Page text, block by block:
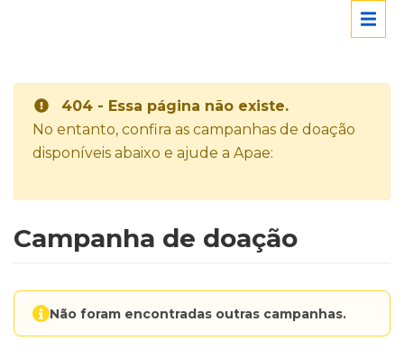
404 - Essa página não existe.
No entanto, confira as campanhas de doação
disponíveis abaixo e ajude a Apae:
Campanha de doação
Não foram encontradas outras campanhas.